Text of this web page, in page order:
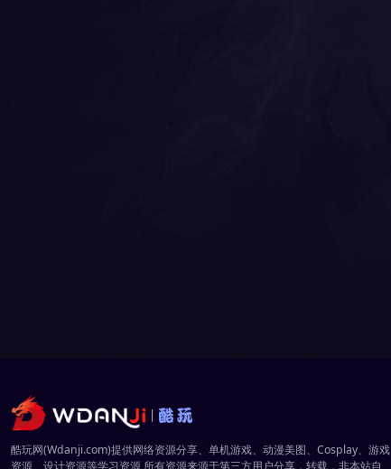
酷玩网(Wdanji.com)提供网络资源分享、单机游戏、动漫美图、Cosplay、游戏
资源、设计资源等学习资源,所有资源来源于第三方用户分享，转载，非本站自